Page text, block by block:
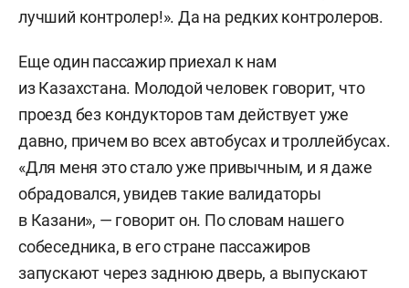
лучший контролер!». Да на редких контролеров.
Еще один пассажир приехал к нам
из Казахстана. Молодой человек говорит, что
проезд без кондукторов там действует уже
давно, причем во всех автобусах и троллейбусах.
«Для меня это стало уже привычным, и я даже
обрадовался, увидев такие валидаторы
в Казани», — говорит он. По словам нашего
собеседника, в его стране пассажиров
запускают через заднюю дверь, а выпускают